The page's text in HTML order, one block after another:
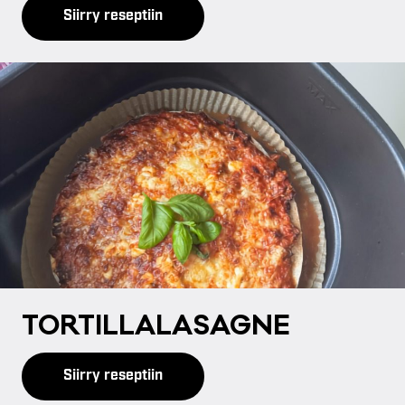
Siirry reseptiin
TOR­TIL­LA­LA­SAG­NE
Siirry reseptiin